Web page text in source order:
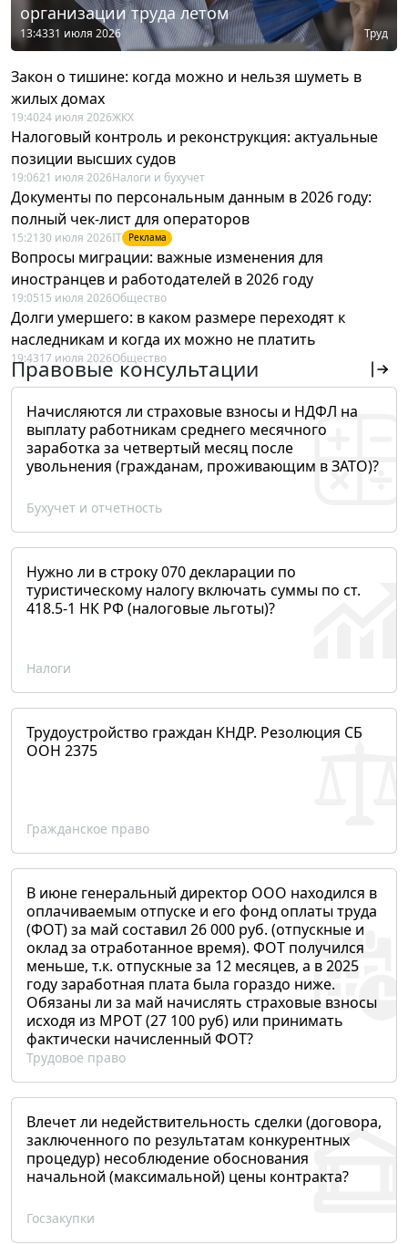
организации труда летом
13:4331 июля 2026 Труд
Закон о тишине: когда можно и нельзя шуметь в
жилых домах
19:4024 июля 2026ЖКХ
Налоговый контроль и реконструкция: актуальные
позиции высших судов
19:0621 июля 2026Налоги и бухучет
Документы по персональным данным в 2026 году:
полный чек-лист для операторов
15:21 30 июля 2026IT Реклама
Вопросы миграции: важные изменения для
иностранцев и работодателей в 2026 году
19:0515 июля 2026Общество
Долги умершего: в каком размере переходят к
наследникам и когда их можно не платить
19:4317 июля 2026Общество
Правовые консультации
Начисляются ли страховые взносы и НДФЛ на
выплату работникам среднего месячного
заработка за четвертый месяц после
увольнения (гражданам, проживающим в ЗАТО)?
Бухучет и отчетность
Нужно ли в строку 070 декларации по
туристическому налогу включать суммы по ст.
418.5-1 НК РФ (налоговые льготы)?
Налоги
Трудоустройство граждан КНДР. Резолюция СБ
ООН 2375
Гражданское право
В июне генеральный директор ООО находился в
оплачиваемым отпуске и его фонд оплаты труда
(ФОТ) за май составил 26 000 руб. (отпускные и
оклад за отработанное время). ФОТ получился
меньше, т.к. отпускные за 12 месяцев, а в 2025
году заработная плата была гораздо ниже.
Обязаны ли за май начислять страховые взносы
исходя из МРОТ (27 100 руб) или принимать
фактически начисленный ФОТ?
Трудовое право
Влечет ли недействительность сделки (договора,
заключенного по результатам конкурентных
процедур) несоблюдение обоснования
начальной (максимальной) цены контракта?
Госзакупки